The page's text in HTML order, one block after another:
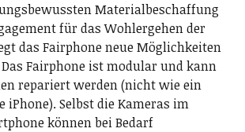
Materialbeschaffung
für das Wohlergehen der
das Fairphone neue Möglichkeiten
Fairphone ist modular und kann
repariert werden (nicht wie ein
iPhone). Selbst die Kameras im
können bei Bedarf